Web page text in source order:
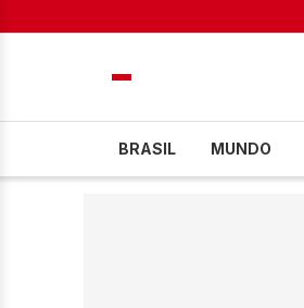
BRASIL MUNDO